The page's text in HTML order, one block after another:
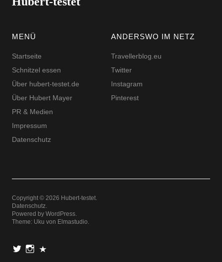
MENÜ
Startseite
Schnitzel essen
Über hubert-testet.de
Über Hubert Mayer
PR & Medien
Impressum
Datenschutz
ANDERSWO IM NETZ
Travellerblog.eu
Twitter
Instagram
Pinterest
Copyright © 2026 Hubert-testet
Datenschutz
Powered by WordPress
Theme: Uku von Elmastudio